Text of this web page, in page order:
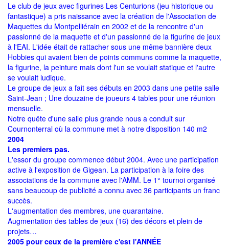
Le club de jeux avec figurines Les Centurions (jeu historique ou
fantastique) a pris naissance avec la création de l'Association de
Maquettes du Montpelliérain en 2002 et de la rencontre d'un
passionné de la maquette et d'un passionné de la figurine de jeux
à l'EAI. L'idée était de rattacher sous une même bannière deux
Hobbies qui avaient bien de points communs comme la maquette,
la figurine, la peinture mais dont l'un se voulait statique et l'autre
se voulait ludique.
Le groupe de jeux a fait ses débuts en 2003 dans une petite salle
Saint-Jean ; Une douzaine de joueurs 4 tables pour une réunion
mensuelle.
Notre quête d'une salle plus grande nous a conduit sur
Cournonterral où la commune met à notre disposition 140 m2
2004
Les premiers pas.
L'essor du groupe commence début 2004. Avec une participation
active à l'exposition de Gigean. La participation à la foire des
associations de la commune avec l'AMM. Le 1° tournoi organisé
sans beaucoup de publicité a connu avec 36 participants un franc
succès.
L'augmentation des membres, une quarantaine.
Augmentation des tables de jeux (16) des décors et plein de
projets…
2005 pour ceux de la première c'est l'ANNÉE